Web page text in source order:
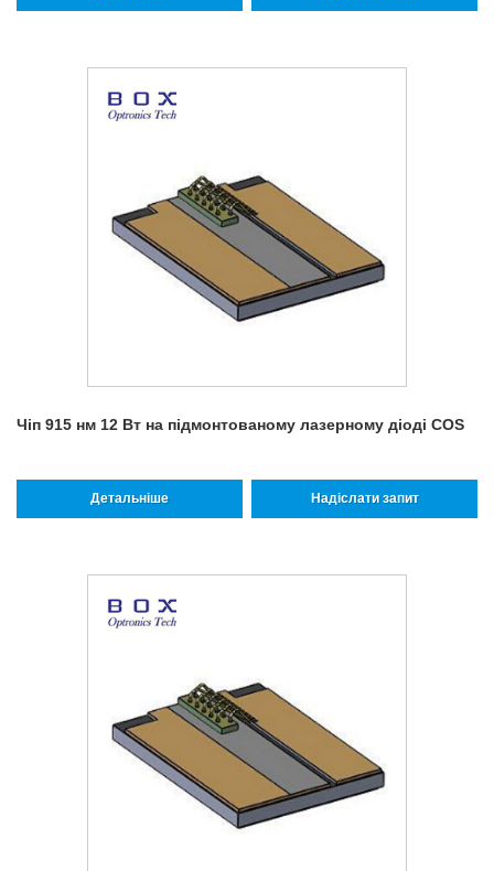
Чіп 915 нм 12 Вт на підмонтованому лазерному діоді COS
Детальніше Надіслати запит